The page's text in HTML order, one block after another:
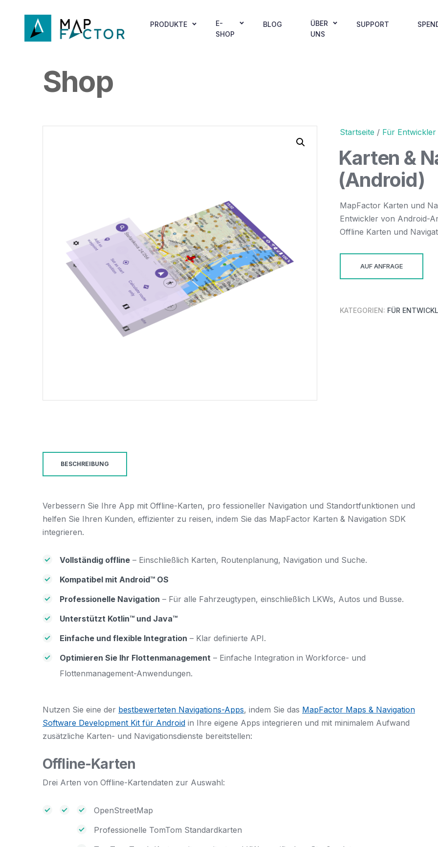
PRODUKTE
E-
SHOP
BLOG
ÜBER
UNS
SUPPORT
Shop
Startseite / Für Entwickler
Karten &
(Android)
MapFactor Karten und
Entwickler von Android-
Offline Karten und
AUF ANFRAGE
KATEGORIEN: FÜR
BESCHREIBUNG
Verbessern Sie Ihre App mit Offline-Karten, pro fessioneller Navigation und Standortfunktionen und
helfen Sie Ihren Kunden, effizienter zu reisen, indem Sie das MapFactor Karten & Navigation SDK
integrieren.
Vollständig offline – Einschließlich Karten, Routenplanung, Navigation und Suche.
Kompatibel mit Android™ OS
Professionelle Navigation – Für alle Fahrzeugtypen, einschließlich LKWs, Autos und Busse.
Unterstützt Kotlin™ und Java™
Einfache und flexible Integration – Klar definierte API.
Optimieren Sie Ihr Flottenmanagement – Einfache Integration in Workforce- und
Flottenmanagement-Anwendungen.
Nutzen Sie eine der bestbewerteten Navigations-Apps, indem Sie das MapFactor Maps & Navigation
Software Development Kit für Android in Ihre eigene Apps integrieren und mit minimalem Aufwand
zusätzliche Karten- und Navigationsdienste bereitstellen:
Offline-Karten
Drei Arten von Offline-Kartendaten zur Auswahl:
OpenStreetMap
Professionelle TomTom Standardkarten